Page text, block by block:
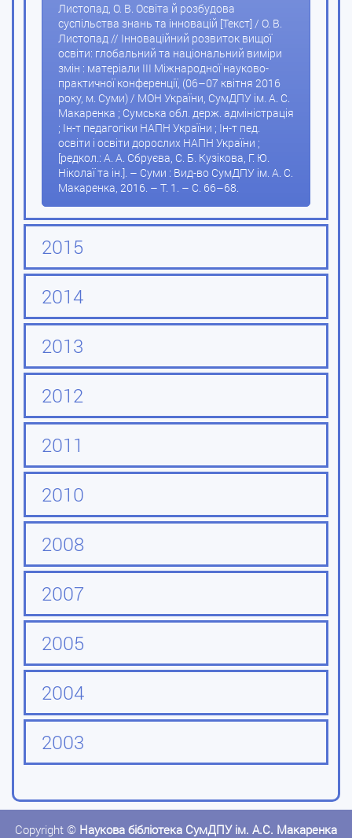
Листопад, О. В. Освіта й розбудова
суспільства знань та інновацій [Текст] / О. В.
Листопад // Інноваційний розвиток вищої
освіти: глобальний та національний виміри
змін : матеріали III Міжнародної науково-
практичної конференції, (06–07 квітня 2016
року, м. Суми) / МОН України, СумДПУ ім. А. С.
Макаренка ; Сумська обл. держ. адміністрація
; Ін-т педагогіки НАПН України ; Ін-т пед.
освіти і освіти дорослих НАПН України ;
[редкол.: А. А. Сбруєва, С. Б. Кузікова, Г. Ю.
Ніколаї та ін.]. – Суми : Вид-во СумДПУ ім. А. С.
Макаренка, 2016. – Т. 1. – С. 66–68.
2015
2014
2013
2012
2011
2010
2008
2007
2005
2004
2003
Copyright © Наукова бібліотека СумДПУ ім. А.С. Макаренка